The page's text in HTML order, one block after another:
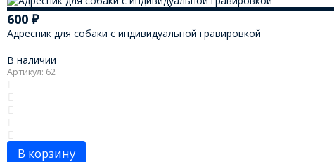
600 ₽
Адресник для собаки с индивидуальной гравировкой
В наличии
Артикул: 62
В корзину